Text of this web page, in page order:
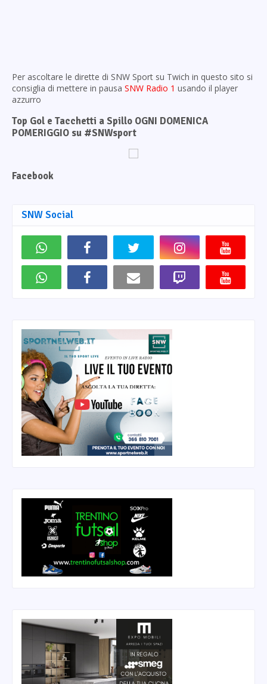
Per ascoltare le dirette di SNW Sport su Twich in questo sito si
consiglia di mettere in pausa SNW Radio 1 usando il player
azzurro
Top Gol e Tacchetti a Spillo OGNI DOMENICA
POMERIGGIO su #SNWsport
Facebook
SNW Social